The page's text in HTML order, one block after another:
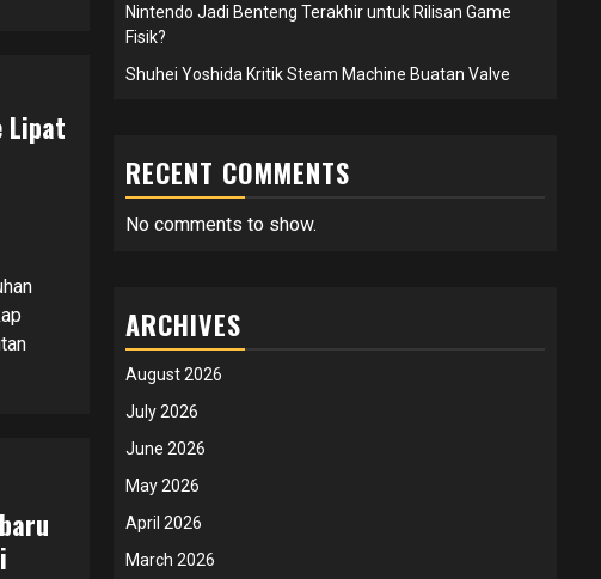
Lipat
Nintendo Jadi Benteng Terakhir untuk Rilisan Game
Fisik?
Shuhei Yoshida Kritik Steam Machine Buatan Valve
RECENT COMMENTS
No comments to show.
ARCHIVES
August 2026
July 2026
June 2026
May 2026
April 2026
March 2026